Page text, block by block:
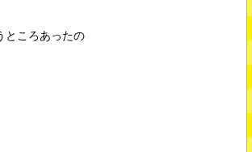
ところあったの